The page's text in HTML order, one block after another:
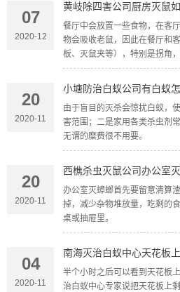
07
2020-12
黄岐除四害公司厨房灭鼠
餐厅中会放置一些食物，在客
物会吸收老鼠，因此在餐厅和
板、灭鼠夹等），特别是拐角
20
2020-11
小塘防治白蚁公司有白蚁
由于盲目的灭杀会惊扰白蚁，
害范围；二是家用各类杀虫剂
无谓的糜费很不用要。
20
2020-11
西樵杀虫灭鼠公司办公室
办公室灭蟑螂首先要留意清算
掉，减少杂物堆放量，吃剩的
桌或抽屉里。
04
2020-11
南海灭治白蚁中心天花板
半个小时之后可以看到天花板
治白蚁中心专家说把天花板上